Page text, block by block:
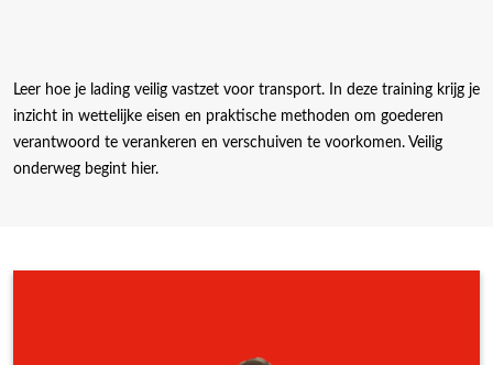
Leer hoe je lading veilig vastzet voor transport. In deze training krijg je
inzicht in wettelijke eisen en praktische methoden om goederen
verantwoord te verankeren en verschuiven te voorkomen. Veilig
onderweg begint hier.